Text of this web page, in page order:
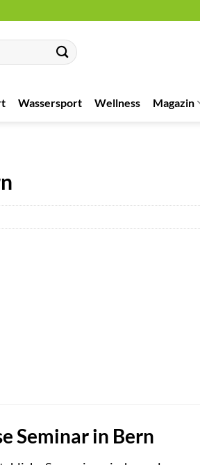
Wassersport Wellness Magazin
Seminar in Bern